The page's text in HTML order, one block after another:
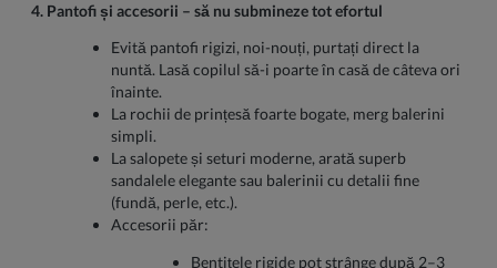
4. Pantofi și accesorii – să nu submineze tot efortul
Evită pantofi rigizi, noi-nouți, purtați direct la
nuntă. Lasă copilul să-i poarte în casă de câteva ori
înainte.
La rochii de prințesă foarte bogate, merg balerini
simpli.
La salopete și seturi moderne, arată superb
sandalele elegante sau balerinii cu detalii fine
(fundă, perle, etc.).
Accesorii păr:
Bentițele rigide pot strânge după 2–3